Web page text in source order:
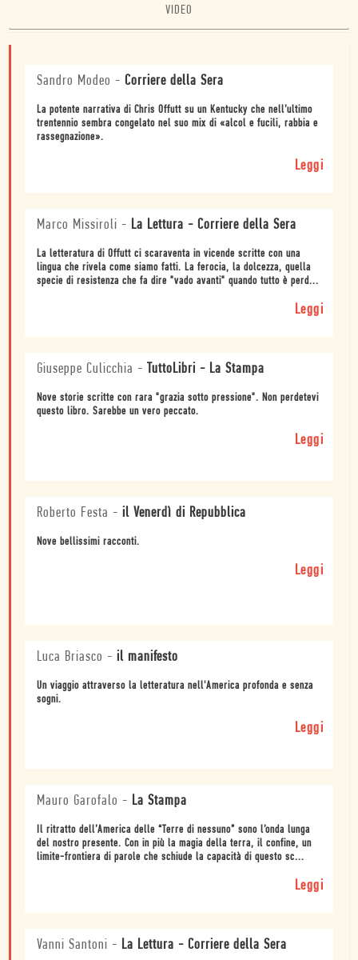
VIDEO
Sandro Modeo - Corriere della Sera
La potente narrativa di Chris Offutt su un Kentucky che nell’ultimo
trentennio sembra congelato nel suo mix di «alcol e fucili, rabbia e
rassegnazione».
Leggi
Marco Missiroli - La Lettura - Corriere della Sera
La letteratura di Offutt ci scaraventa in vicende scritte con una
lingua che rivela come siamo fatti. La ferocia, la dolcezza, quella
specie di resistenza che fa dire "vado avanti" quando tutto è perd...
Leggi
Giuseppe Culicchia - TuttoLibri - La Stampa
Nove storie scritte con rara "grazia sotto pressione". Non perdetevi
questo libro. Sarebbe un vero peccato.
Leggi
Roberto Festa - il Venerdì di Repubblica
Nove bellissimi racconti.
Leggi
Luca Briasco - il manifesto
Un viaggio attraverso la letteratura nell'America profonda e senza
sogni.
Leggi
Mauro Garofalo - La Stampa
Il ritratto dell’America delle “Terre di nessuno” sono l’onda lunga
del nostro presente. Con in più la magia della terra, il confine, un
limite-frontiera di parole che schiude la capacità di questo sc...
Leggi
Vanni Santoni - La Lettura - Corriere della Sera